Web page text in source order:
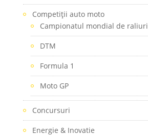
Competiţii auto moto
Campionatul mondial de raliuri
DTM
Formula 1
Moto GP
Concursuri
Energie & Inovatie